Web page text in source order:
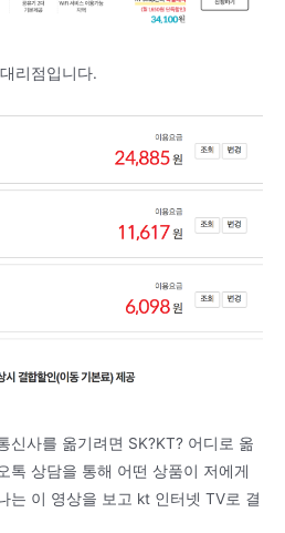
리점입니다.
신사를 옮기려면 SK?KT? 어디로 옮
톡 상담을 통해 어떤 상품이 저에게
는 이 영상을 보고 kt 인터넷 TV로 결